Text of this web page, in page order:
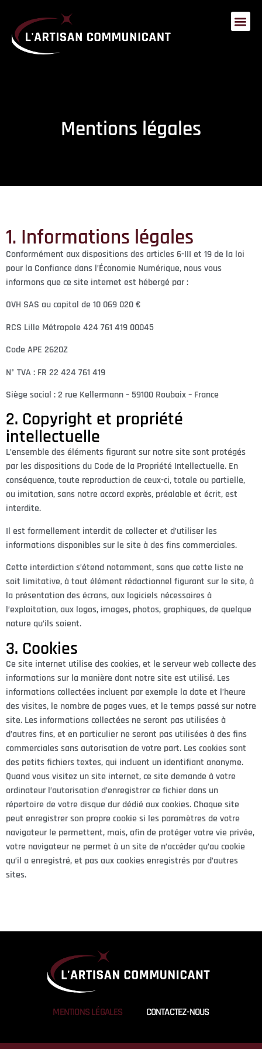
Mentions légales
1. Informations légales
Conformément aux dispositions des articles 6-III et 19 de la loi
pour la Confiance dans l’Économie Numérique, nous vous
informons que ce site internet est hébergé par :
OVH SAS au capital de 10 069 020 €
RCS Lille Métropole 424 761 419 00045
Code APE 2620Z
N° TVA : FR 22 424 761 419
Siège social : 2 rue Kellermann – 59100 Roubaix – France
2. Copyright et propriété
intellectuelle
L’ensemble des éléments figurant sur notre site sont protégés
par les dispositions du Code de la Propriété Intellectuelle. En
conséquence, toute reproduction de ceux-ci, totale ou partielle,
ou imitation, sans notre accord exprès, préalable et écrit, est
interdite.
Il est formellement interdit de collecter et d’utiliser les
informations disponibles sur le site à des fins commerciales.
Cette interdiction s’étend notamment, sans que cette liste ne
soit limitative, à tout élément rédactionnel figurant sur le site, à
la présentation des écrans, aux logiciels nécessaires à
l’exploitation, aux logos, images, photos, graphiques, de quelque
nature qu’ils soient.
3. Cookies
Ce site internet utilise des cookies, et le serveur web collecte des
informations sur la manière dont notre site est utilisé. Les
informations collectées incluent par exemple la date et l’heure
des visites, le nombre de pages vues, et le temps passé sur notre
site. Les informations collectées ne seront pas utilisées à
d’autres fins, et en particulier ne seront pas utilisées à des fins
commerciales sans autorisation de votre part. Les cookies sont
des petits fichiers textes, qui incluent un identifiant anonyme.
Quand vous visitez un site internet, ce site demande à votre
ordinateur l’autorisation d’enregistrer ce fichier dans un
répertoire de votre disque dur dédié aux cookies. Chaque site
peut enregistrer son propre cookie si les paramètres de votre
navigateur le permettent, mais, afin de protéger votre vie privée,
votre navigateur ne permet à un site de n’accéder qu’au cookie
qu’il a enregistré, et pas aux cookies enregistrés par d’autres
sites.
MENTIONS LÉGALES CONTACTEZ-NOUS